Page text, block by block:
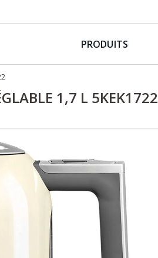
PRODUITS
1,7 L 5KEK1722